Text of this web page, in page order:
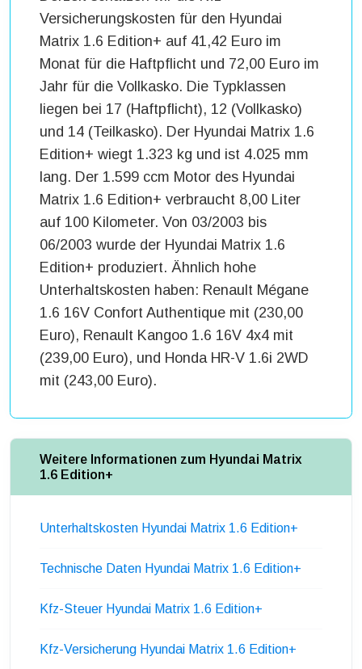
Versicherungskosten für den Hyundai
Matrix 1.6 Edition+ auf 41,42 Euro im
Monat für die Haftpflicht und 72,00 Euro im
Jahr für die Vollkasko. Die Typklassen
liegen bei 17 (Haftpflicht), 12 (Vollkasko)
und 14 (Teilkasko). Der Hyundai Matrix 1.6
Edition+ wiegt 1.323 kg und ist 4.025 mm
lang. Der 1.599 ccm Motor des Hyundai
Matrix 1.6 Edition+ verbraucht 8,00 Liter
auf 100 Kilometer. Von 03/2003 bis
06/2003 wurde der Hyundai Matrix 1.6
Edition+ produziert. Ähnlich hohe
Unterhaltskosten haben: Renault Mégane
1.6 16V Confort Authentique mit (230,00
Euro), Renault Kangoo 1.6 16V 4x4 mit
(239,00 Euro), und Honda HR-V 1.6i 2WD
mit (243,00 Euro).
Weitere Informationen zum Hyundai Matrix
1.6 Edition+
Unterhaltskosten Hyundai Matrix 1.6 Edition+
Technische Daten Hyundai Matrix 1.6 Edition+
Kfz-Steuer Hyundai Matrix 1.6 Edition+
Kfz-Versicherung Hyundai Matrix 1.6 Edition+